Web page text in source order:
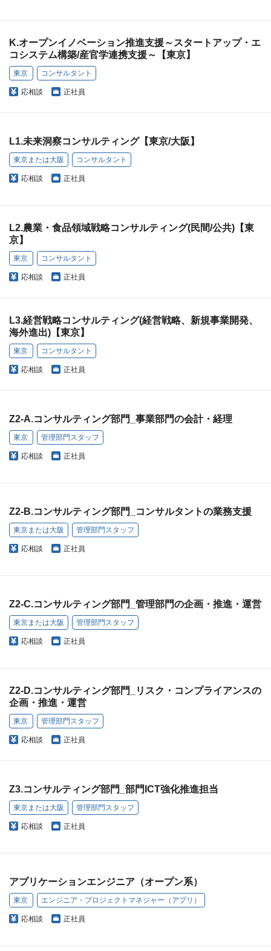
K.オープンイノベーション推進支援～スタートアップ・エ
コシステム構築/産官学連携支援～【東京】
東京 コンサルタント
応相談 正社員
L1.未来洞察コンサルティング【東京/大阪】
東京または大阪 コンサルタント
応相談 正社員
L2.農業・食品領域戦略コンサルティング(民間/公共)【東
京】
東京 コンサルタント
応相談 正社員
L3.経営戦略コンサルティング(経営戦略、新規事業開発、
海外進出)【東京】
東京 コンサルタント
応相談 正社員
Z2-A.コンサルティング部門_事業部門の会計・経理
東京 管理部門スタッフ
応相談 正社員
Z2‐B.コンサルティング部門_コンサルタントの業務支援
東京または大阪 管理部門スタッフ
応相談 正社員
Z2‐C.コンサルティング部門_管理部門の企画・推進・運営
東京または大阪 管理部門スタッフ
応相談 正社員
Z2‐D.コンサルティング部門_リスク・コンプライアンスの
企画・推進・運営
東京 管理部門スタッフ
応相談 正社員
Z3.コンサルティング部門_部門ICT強化推進担当
東京または大阪 管理部門スタッフ
応相談 正社員
アプリケーションエンジニア（オープン系）
東京 エンジニア・プロジェクトマネジャー（アプリ）
応相談 正社員